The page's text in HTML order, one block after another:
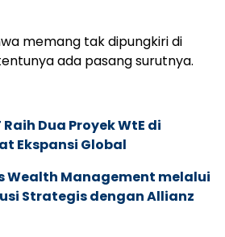
memang tak dipungkiri di
ada pasang surutnya.
Raih Dua Proyek WtE di
Ekspansi Global
Wealth Management melalui
Strategis dengan Allianz